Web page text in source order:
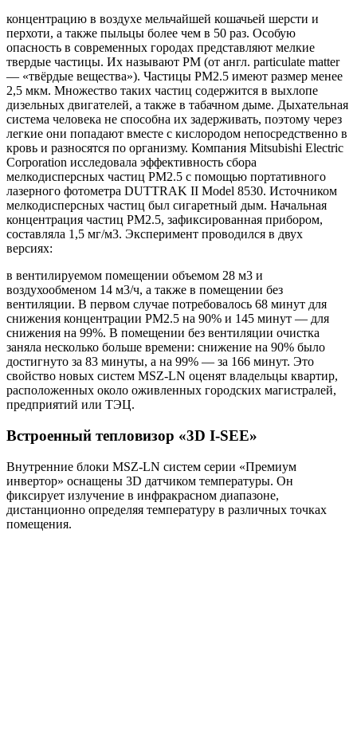
концентрацию в воздухе мельчайшей кошачьей шерсти и
перхоти, а также пыльцы более чем в 50 раз. Особую
опасность в современных городах представляют мелкие
твердые частицы. Их называют PM (от англ. particulate matter
— «твёрдые вещества»). Частицы PM2.5 имеют размер менее
2,5 мкм. Множество таких частиц содержится в выхлопе
дизельных двигателей, а также в табачном дыме. Дыхательная
система человека не способна их задерживать, поэтому через
легкие они попадают вместе с кислородом непосредственно в
кровь и разносятся по организму. Компания Mitsubishi Electric
Corporation исследовала эффективность сбора
мелкодисперсных частиц PM2.5 с помощью портативного
лазерного фотометра DUTTRAK II Model 8530. Источником
мелкодисперсных частиц был сигаретный дым. Начальная
концентрация частиц PM2.5, зафиксированная прибором,
составляла 1,5 мг/м3. Эксперимент проводился в двух
версиях:
в вентилируемом помещении объемом 28 м3 и
воздухообменом 14 м3/ч, а также в помещении без
вентиляции. В первом случае потребовалось 68 минут для
снижения концентрации PM2.5 на 90% и 145 минут — для
снижения на 99%. В помещении без вентиляции очистка
заняла несколько больше времени: снижение на 90% было
достигнуто за 83 минуты, а на 99% — за 166 минут. Это
свойство новых систем MSZ-LN оценят владельцы квартир,
расположенных около оживленных городских магистралей,
предприятий или ТЭЦ.
Встроенный тепловизор «3D I-SEE»
Внутренние блоки MSZ-LN систем серии «Премиум
инвертор» оснащены 3D датчиком температуры. Он
фиксирует излучение в инфракрасном диапазоне,
дистанционно определяя температуру в различных точках
помещения.